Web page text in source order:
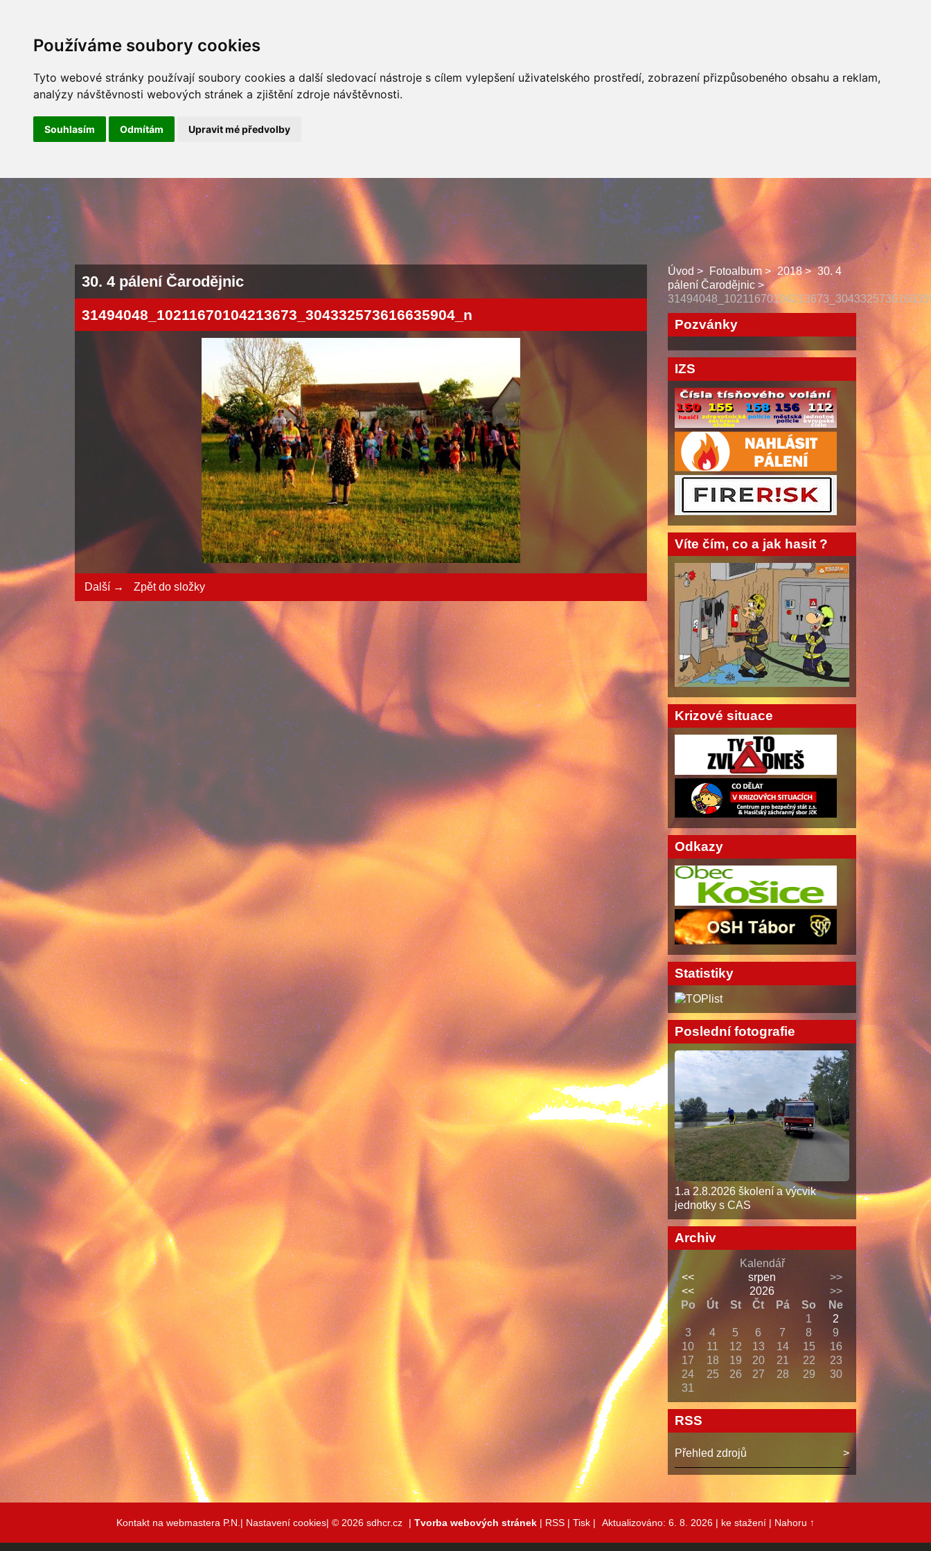
Používáme soubory cookies
Tyto webové stránky používají soubory cookies a další sledovací nástroje s cílem vylepšení uživatelského prostředí, zobrazení přizpůsobeného obsahu a reklam,
analýzy návštěvnosti webových stránek a zjištění zdroje návštěvnosti.
Souhlasím Odmítám Upravit mé předvolby
ÚVOD NOVINKY
30. 4 pálení Čarodějnic
31494048_10211670104213673_304332573616635904_n
Další → Zpět do složky
Úvod Fotoalbum 2018
30. 4
pálení Čarodějnic
Pozvánky
IZS
Víte čím, co a jak hasit ?
Krizové situace
Odkazy
Statistiky
Poslední fotografie
1.a 2.8.2026 školení a výcvik
jednotky s CAS
Archiv
Kalendář
<<
srpen
>>
<<
2026
>>
Po
Út St Čt Pá So
Ne
1
2
3
4 5 6 7 8
9
10
11 12 13 14 15
16
17
18 19 20 21 22
23
24
25 26 27 28 29
30
31
RSS
Přehled zdrojů
Kontakt na webmastera P.N.| Nastavení cookies| © 2026 sdhcr.cz | Tvorba webových stránek | RSS | Tisk | Aktualizováno: 6. 8. 2026 | ke stažení | Nahoru ↑